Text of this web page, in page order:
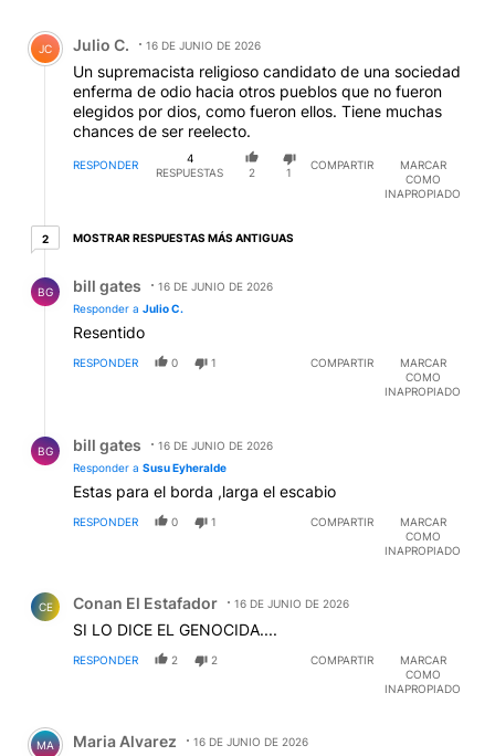
Comentario de Julio C..
JC Julio C. 16 DE JUNIO DE 2026
Un supremacista religioso candidato de una sociedad
enferma de odio hacia otros pueblos que no fueron
elegidos por dios, como fueron ellos. Tiene muchas
chances de ser reelecto.
RESPONDER
4
RESPUESTAS
2 1
COMPARTIR
MARCAR
COMO
INAPROPIADO
22 respuestas más antiguas
MOSTRAR RESPUESTAS MÁS ANTIGUAS
BG bill gates
16 DE JUNIO DE 2026
Responder a Julio C.
Resentido
RESPONDER 0 1 COMPARTIR
MARCAR
COMO
INAPROPIADO
BG bill gates
16 DE JUNIO DE 2026
Responder a Susu Eyheralde
Estas para el borda ,larga el escabio
RESPONDER 0 1 COMPARTIR
MARCAR
COMO
INAPROPIADO
CE Conan El Estafador 16 DE JUNIO DE 2026
SI LO DICE EL GENOCIDA....
RESPONDER 2 2 COMPARTIR
MARCAR
COMO
INAPROPIADO
Comentario de Maria Alvarez.
MA Maria Alvarez 16 DE JUNIO DE 2026